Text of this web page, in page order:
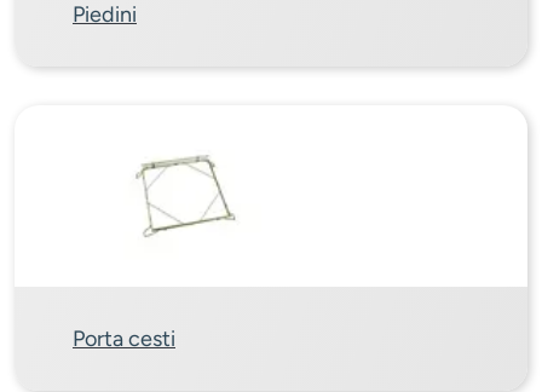
Piedini
Porta cesti